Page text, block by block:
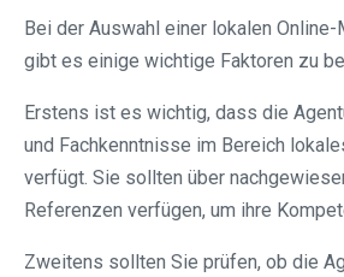
Bei der Auswahl einer lokalen
gibt es einige wichtige Faktoren zu
Erstens ist es wichtig, dass die
und Fachkenntnisse im Bereich
verfügt. Sie sollten über
Referenzen verfügen, um ihre
Zweitens sollten Sie prüfen, ob die